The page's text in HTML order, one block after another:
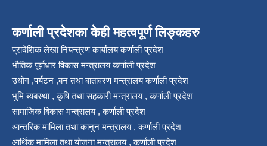
कर्णाली प्रदेशका केही महत्वपूर्ण लिङ्कहरु
प्रादेशिक लेखा नियन्त्रण कार्यालय कर्णाली प्रदेश
भौतिक पूर्वाधार विकास मन्त्रालय कर्णाली प्रदेश
उधोग ,पर्यटन ,बन तथा बातावरण मन्त्रालय कर्णाली प्रदेश
भुमि ब्यबस्था , कृषि तथा सहकारी मन्त्रालय , कर्णाली प्रदेश
सामाजिक बिकास मन्त्रालय , कर्णाली प्रदेश
आन्तरिक मामिला तथा कानुन मन्त्रालय , कर्णाली प्रदेश
आर्थिक मामिला तथा योजना मन्त्रालय , कर्णाली प्रदेश